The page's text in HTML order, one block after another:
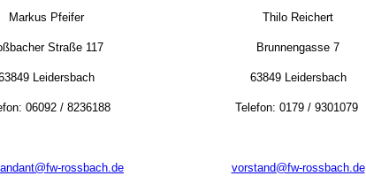
Markus Pfeifer
Straße 117
Leidersbach
06092 / 8236188
rossbach.de
Thilo Reichert
Brunnengasse 7
63849 Leidersbach
Telefon: 0179 / 9301079
vorstand@fw-rossbach.de